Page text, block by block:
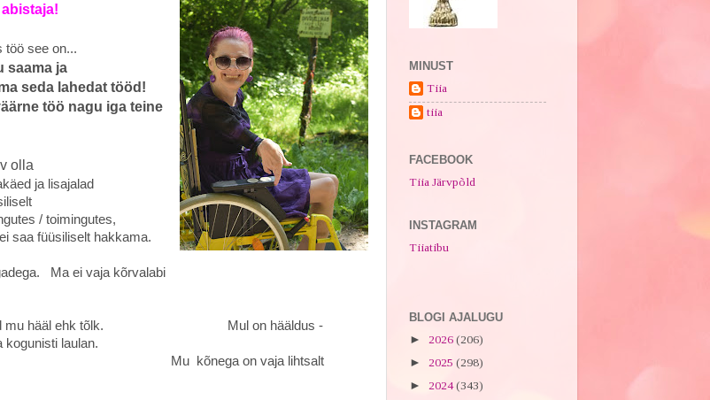
töö see on...
saama ja
lahedat tööd!
töö nagu iga teine
olla
ja lisajalad
füüsiliselt hakkama.
Ma ei vaja kõrvalabi
oled mu hääl ehk tõlk. Mul on hääldus -
kogunisti laulan.
on vaja lihtsalt
MINUST
Tiia
tiia
FACEBOOK
Tiia Järvpõld
INSTAGRAM
Tiiatibu
BLOGI AJALUGU
► 2026 (206)
► 2025 (298)
► 2024(343)